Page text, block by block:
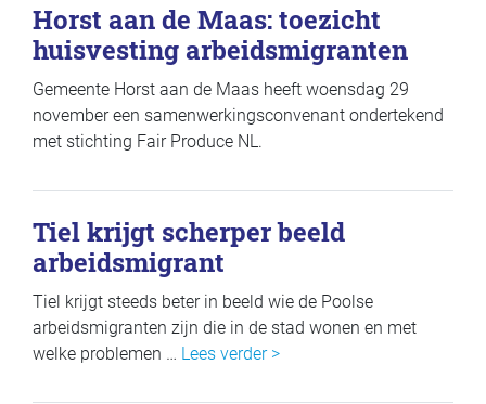
Horst aan de Maas: toezicht
huisvesting arbeidsmigranten
Gemeente Horst aan de Maas heeft woensdag 29
november een samenwerkingsconvenant ondertekend
met stichting Fair Produce NL.
Tiel krijgt scherper beeld
arbeidsmigrant
Tiel krijgt steeds beter in beeld wie de Poolse
arbeidsmigranten zijn die in de stad wonen en met
welke problemen … Lees verder >